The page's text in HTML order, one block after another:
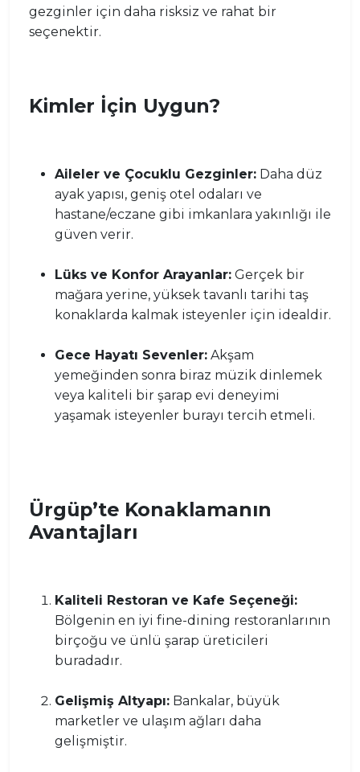
gezginler için daha risksiz ve rahat bir
seçenektir.
Kimler İçin Uygun?
Aileler ve Çocuklu Gezginler: Daha düz
ayak yapısı, geniş otel odaları ve
hastane/eczane gibi imkanlara yakınlığı ile
güven verir.
Lüks ve Konfor Arayanlar: Gerçek bir
mağara yerine, yüksek tavanlı tarihi taş
konaklarda kalmak isteyenler için idealdir.
Gece Hayatı Sevenler: Akşam
yemeğinden sonra biraz müzik dinlemek
veya kaliteli bir şarap evi deneyimi
yaşamak isteyenler burayı tercih etmeli.
Ürgüp’te Konaklamanın
Avantajları
Kaliteli Restoran ve Kafe Seçeneği:
Bölgenin en iyi fine-dining restoranlarının
birçoğu ve ünlü şarap üreticileri
buradadır.
Gelişmiş Altyapı: Bankalar, büyük
marketler ve ulaşım ağları daha
gelişmiştir.